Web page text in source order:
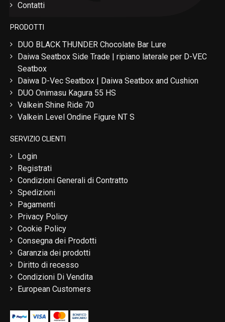
Contatti
PRODOTTI
DUO BLACK THUNDER Chocolate Bar Lure
Daiwa Seatbox Side Trade | ripiano laterale per D-VEC
Seatbox
Daiwa D-Vec Seatbox | Daiwa Seatbox and Cushion
DUO Onimasu Kagura 55 HS
Valkein Shine Ride 70
Valkein Level Ondine Figure NT S
SERVIZIO CLIENTI
Login
Registrati
Condizioni Generali di Contratto
Spedizioni
Pagamenti
Privacy Policy
Cookie Policy
Consegna dei Prodotti
Garanzia dei prodotti
Diritto di recesso
Condizioni Di Vendita
European Customers